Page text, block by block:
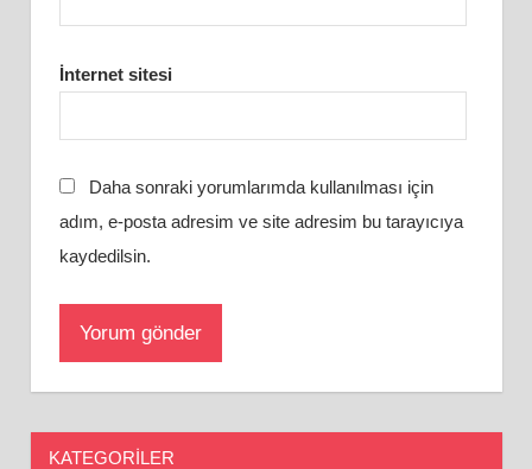
İnternet sitesi
Daha sonraki yorumlarımda kullanılması için
adım, e-posta adresim ve site adresim bu tarayıcıya
kaydedilsin.
KATEGORILER